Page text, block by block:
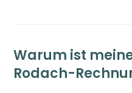
Warum ist
Rodach-